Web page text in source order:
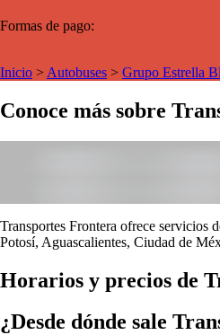
Formas de pago:
Inicio > Autobuses > Grupo Estrella
Conoce más sobre
Transportes Frontera ofrece servicios
Potosí, Aguascalientes, Ciudad de
Horarios y precios de
¿Desde dónde sale